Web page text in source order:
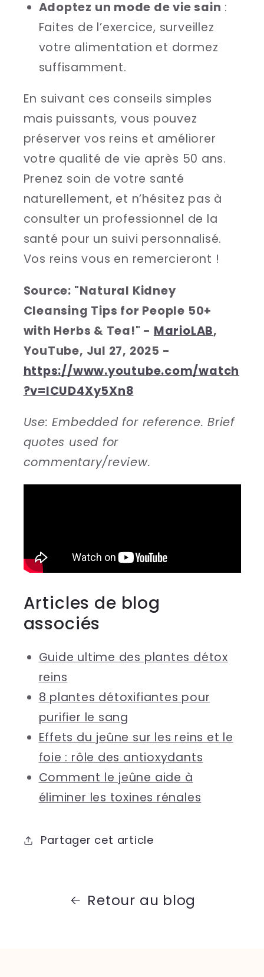
Adoptez un mode de vie sain :
Faites de l’exercice, surveillez
votre alimentation et dormez
suffisamment.
En suivant ces conseils simples
mais puissants, vous pouvez
préserver vos reins et améliorer
votre qualité de vie après 50 ans.
Prenez soin de votre santé
naturellement, et n’hésitez pas à
consulter un professionnel de la
santé pour un suivi personnalisé.
Vos reins vous en remercieront !
Source: "Natural Kidney
Cleansing Tips for People 50+
with Herbs & Tea!" - MarioLAB,
YouTube, Jul 27, 2025 -
https://www.youtube.com/watch
?v=lCUD4Xy5Xn8
Use: Embedded for reference. Brief
quotes used for
commentary/review.
Articles de blog
associés
Guide ultime des plantes détox
reins
8 plantes détoxifiantes pour
purifier le sang
Effets du jeûne sur les reins et le
foie : rôle des antioxydants
Comment le jeûne aide à
éliminer les toxines rénales
Partager cet article
Retour au blog